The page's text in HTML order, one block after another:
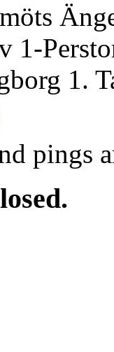
1-
1.
pings